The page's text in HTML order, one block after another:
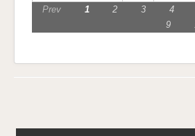
Prev 1 2 3 4
9